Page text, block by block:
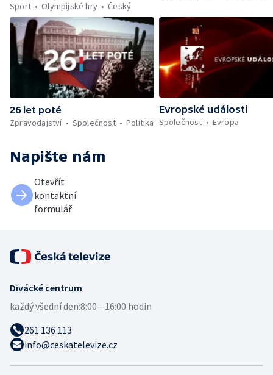
Sport
Olympijské hry Český
26 let poté
Zpravodajství
Společnost Politika
Evropské události
Společnost
Evropa
Napište nám
Otevřít
kontaktní
formulář
Divácké centrum
každý všední den:8:00—16:00 hodin
261 136 113
info@ceskatelevize.cz